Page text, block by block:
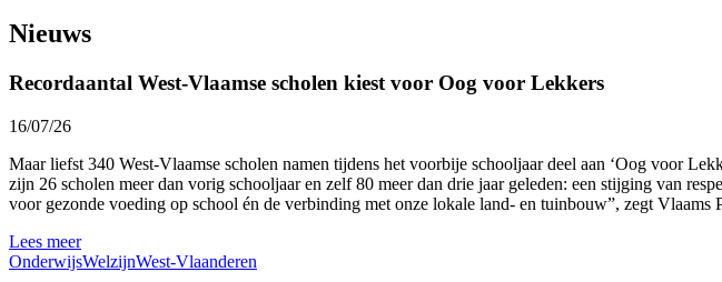
Nieuws
Recordaantal West-Vlaamse scholen kiest voor Oog voor Lekkers
16/07/26
Maar liefst 340 West-Vlaamse scholen namen tijdens het voorbije schooljaar deel aan ‘Oog voor
zijn 26 scholen meer dan vorig schooljaar en zelf 80 meer dan drie jaar geleden: een stijging van
voor gezonde voeding op school én de verbinding met onze lokale land- en tuinbouw”, zegt Vlaams
Lees meer
OnderwijsWelzijnWest-Vlaanderen